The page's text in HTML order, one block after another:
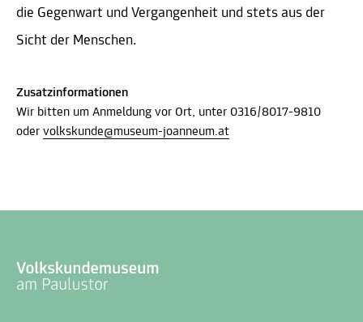
die Gegenwart und Vergangenheit und stets aus der
Sicht der Menschen.
Zusatzinformationen
Wir bitten um Anmeldung vor Ort, unter 0316/8017-9810
oder volkskunde@museum-joanneum.at